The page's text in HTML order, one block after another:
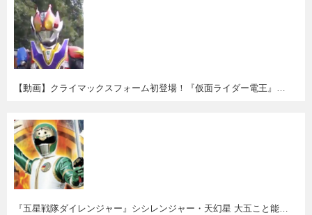
【動画】クライマックスフォーム初登場！『仮面ライダー電王』第１話＆２８話無料配信。
『五星戦隊ダイレンジャー』シシレンジャー・天幻星 大五こと能見達也さん逝去。